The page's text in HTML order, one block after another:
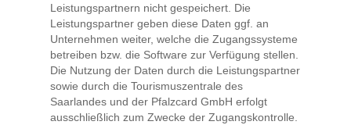
Leistungspartnern nicht gespeichert. Die
Leistungspartner geben diese Daten ggf. an
Unternehmen weiter, welche die Zugangssysteme
betreiben bzw. die Software zur Verfügung stellen.
Die Nutzung der Daten durch die Leistungspartner
sowie durch die Tourismuszentrale des
Saarlandes und der Pfalzcard GmbH erfolgt
ausschließlich zum Zwecke der Zugangskontrolle.